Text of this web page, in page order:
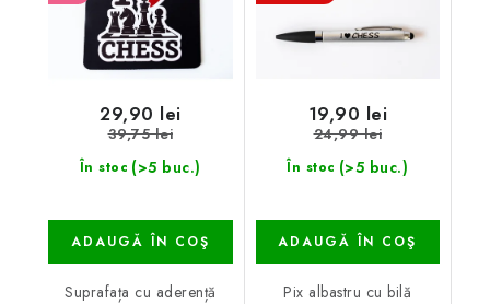
În stoc (>5 buc.)
29,90 lei
39,75 lei
ADAUGĂ ÎN COŞ
Suprafața cu aderență
În stoc (>5 buc.)
19,90 lei
24,99 lei
ADAUGĂ ÎN COŞ
Pix albastru cu bilă